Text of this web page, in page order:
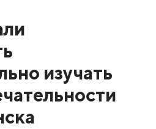
изучать